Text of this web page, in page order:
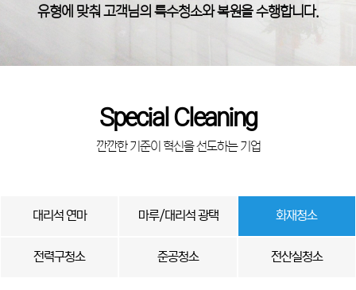
유형에 맞춰 고객님의 특수청소와 복원을 수행합니다.
Special Cleaning
깐깐한 기준이 혁신을 선도하는 기업
대리석 연마 마루/대리석 광택 화재청소
전력구청소 준공청소 전산실청소